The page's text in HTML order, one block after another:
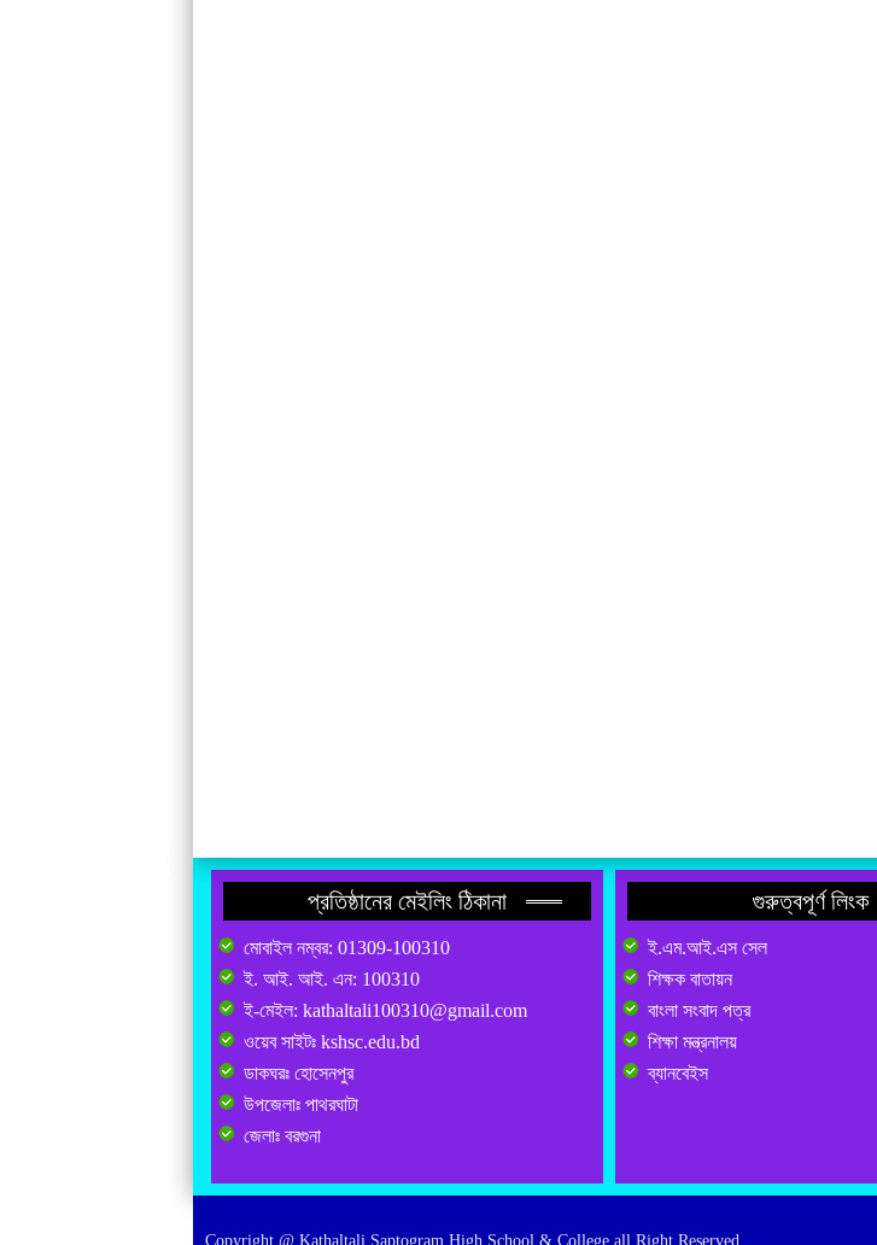
প্রতিষ্ঠানের মেইলিং ঠিকানা
মোবাইল নম্বর: 01309-100310
ই. আই. আই. এন: 100310
ই-মেইল: kathaltali100310@gmail.com
ওয়েব সাইটঃ kshsc.edu.bd
ডাকঘরঃ হোসেনপুর
উপজেলাঃ পাথরঘাটা
জেলাঃ বরগুনা
গুরুত্বপূর্ণ লিংক
ই.এম.আই.এস সেল
শিক্ষক বাতায়ন
বাংলা সংবাদ পত্র
শিক্ষা মন্ত্রনালয়
ব্যানবেইস
Copyright @ Kathaltali Saptogram High School & College all Right Reserved